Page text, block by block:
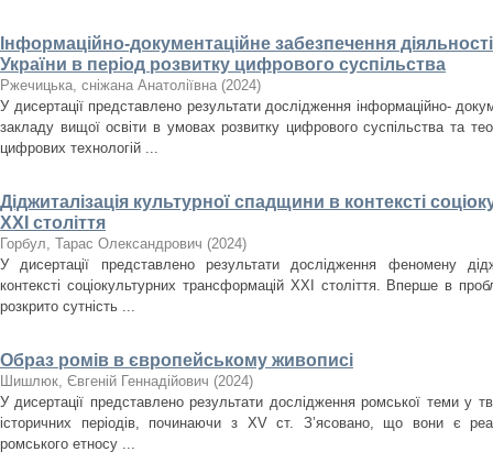
Інформаційно-документаційне забезпечення
України в період розвитку цифрового суспільства
Ржечицька, сніжана Анатоліївна (2024)
У дисертації представлено результати дослідження інформаційно-
закладу вищої освіти в умовах розвитку цифрового суспільства та
цифрових технологій ...
Діджиталізація культурної спадщини в контексті
ХХІ століття
Горбул, Тарас Олександрович (2024)
У дисертації представлено результати дослідження феномену
контексті соціокультурних трансформацій ХХІ століття. Вперше в
розкрито сутність ...
Образ ромів в європейському живописі
Шишлюк, Євгеній Геннадійович (2024)
У дисертації представлено результати дослідження ромської теми у
історичних періодів, починаючи з XV ст. З’ясовано, що вони є
ромського етносу ...